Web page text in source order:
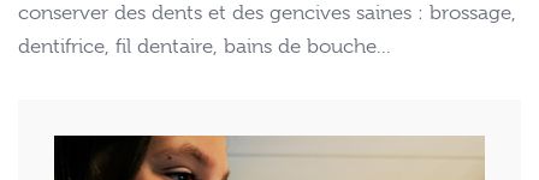
conserver des dents et des gencives saines : brossage,
dentifrice, fil dentaire, bains de bouche...